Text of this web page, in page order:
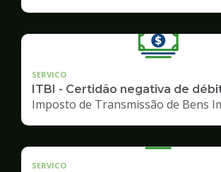
SERVICO
ITBI - Certidão negativa de
Imposto de Transmissão de Bens
SERVICO